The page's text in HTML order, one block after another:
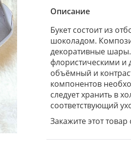
Описание
Букет состоит из
шоколадом.
декоративные шары.
флористическими и
объёмный и
компонентов
следует хранить в
соответствующий
Закажите этот